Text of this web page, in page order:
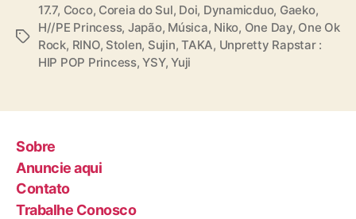
O
N
E
O
T
17.7, Coco, Coreia do Sul, Doi, Dynamicduo, Gaeko,
H//PE Princess, Japão, Música, Niko, One Day, One Ok
Rock, RINO, Stolen, Sujin,TAKA, Unpretty Rapstar :
HIP POP Princess,YSY,Yuji
Sobre
Anuncie aqui
Contato
Trabalhe Conosco